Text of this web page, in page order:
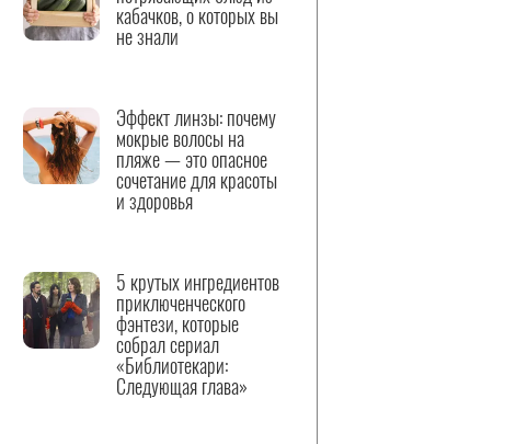
кабачков, о которых вы
не знали
Эффект линзы: почему
мокрые волосы на
пляже — это опасное
сочетание для красоты
и здоровья
5 крутых ингредиентов
приключенческого
фэнтези, которые
собрал сериал
«Библиотекари:
Следующая глава»